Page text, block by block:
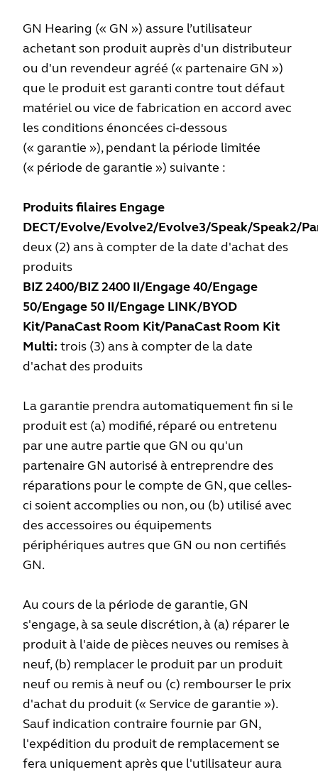
GN Hearing (« GN ») assure l’utilisateur
achetant son produit auprès d'un distributeur
ou d'un revendeur agréé (« partenaire GN »)
que le produit est garanti contre tout défaut
matériel ou vice de fabrication en accord avec
les conditions énoncées ci-dessous
(« garantie »), pendant la période limitée
(« période de garantie ») suivante :
Produits filaires Engage
DECT/Evolve/Evolve2/Evolve3/Speak/Speak2/
deux (2) ans à compter de la date d'achat des
produits
BIZ 2400/BIZ 2400 II/Engage 40/Engage
50/Engage 50 II/Engage LINK/BYOD
Kit/PanaCast Room Kit/PanaCast Room Kit
Multi: trois (3) ans à compter de la date
d'achat des produits
La garantie prendra automatiquement fin si le
produit est (a) modifié, réparé ou entretenu
par une autre partie que GN ou qu'un
partenaire GN autorisé à entreprendre des
réparations pour le compte de GN, que celles-
ci soient accomplies ou non, ou (b) utilisé avec
des accessoires ou équipements
périphériques autres que GN ou non certifiés
GN.
Au cours de la période de garantie, GN
s'engage, à sa seule discrétion, à (a) réparer le
produit à l'aide de pièces neuves ou remises à
neuf, (b) remplacer le produit par un produit
neuf ou remis à neuf ou (c) rembourser le prix
d'achat du produit (« Service de garantie »).
Sauf indication contraire fournie par GN,
l'expédition du produit de remplacement se
fera uniquement après que l'utilisateur aura